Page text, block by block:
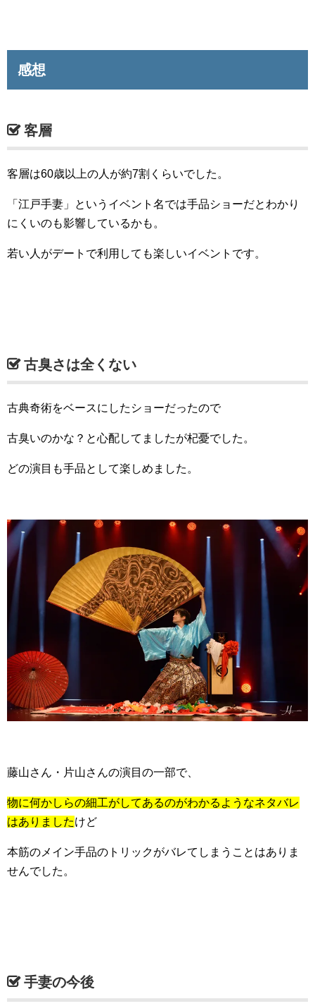
感想
客層
客層は60歳以上の人が約7割くらいでした。
「江戸手妻」というイベント名では手品ショーだとわかり
にくいのも影響しているかも。
若い人がデートで利用しても楽しいイベントです。
古臭さは全くない
古典奇術をベースにしたショーだったので
古臭いのかな？と心配してましたが杞憂でした。
どの演目も手品として楽しめました。
藤山さん・片山さんの演目の一部で、
物に何かしらの細工がしてあるのがわかるようなネタバレ
はありましたけど
本筋のメイン手品のトリックがバレてしまうことはありま
せんでした。
手妻の今後